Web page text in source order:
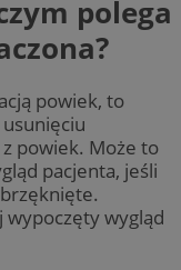
polega
powiek, to
powiek. Może to
pacjenta, jeśli
wypoczęty wygląd